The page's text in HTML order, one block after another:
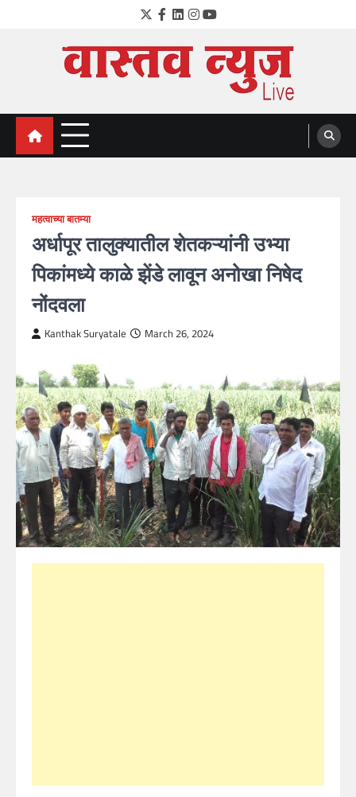
Twitter
Facebook
LinkedIn
Instagram
YouTube
VastavNEWSLive.com
a leading NEWS portal of Maharahstra
महत्वाच्या बातम्या
अर्धापूर तालुक्यातील शेतकऱ्यांनी उभ्या
पिकांमध्ये काळे झेंडे लावून अनोखा निषेद
नोंदवला
Kanthak Suryatale March 26, 2024